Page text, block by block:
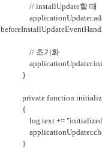
// installUpdate할 때
// 초기화
}
private function
{
log.text += "initialized : "
}